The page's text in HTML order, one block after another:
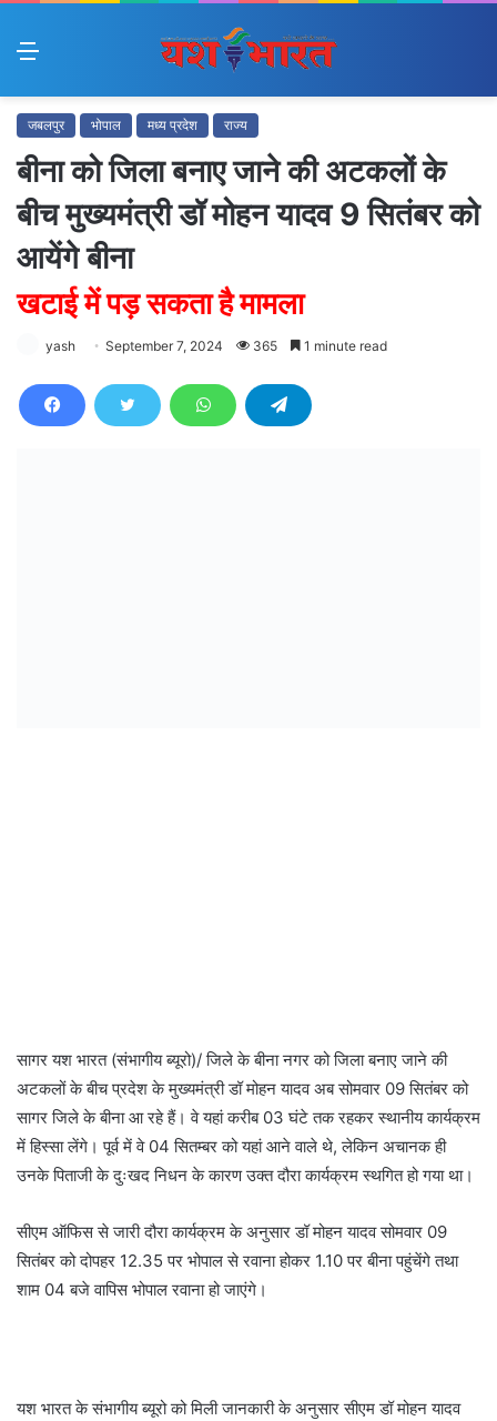
Menu
जबलपुर भोपाल मध्य प्रदेश राज्य
बीना को जिला बनाए जाने की अटकलों के
बीच मुख्यमंत्री डॉ मोहन यादव 9 सितंबर को
आयेंगे बीना
खटाई में पड़ सकता है मामला
yash September 7, 2024 365 1 minute read
सागर यश भारत (संभागीय ब्यूरो)/ जिले के बीना नगर को जिला बनाए जाने की
अटकलों के बीच प्रदेश के मुख्यमंत्री डॉ मोहन यादव अब सोमवार 09 सितंबर को
सागर जिले के बीना आ रहे हैं। वे यहां करीब 03 घंटे तक रहकर स्थानीय कार्यक्रम
में हिस्सा लेंगे। पूर्व में वे 04 सितम्बर को यहां आने वाले थे, लेकिन अचानक ही
उनके पिताजी के दुःखद निधन के कारण उक्त दौरा कार्यक्रम स्थगित हो गया था।
सीएम ऑफिस से जारी दौरा कार्यक्रम के अनुसार डॉ मोहन यादव सोमवार 09
सितंबर को दोपहर 12.35 पर भोपाल से रवाना होकर 1.10 पर बीना पहुंचेंगे तथा
शाम 04 बजे वापिस भोपाल रवाना हो जाएंगे।
यश भारत के संभागीय ब्यूरो को मिली जानकारी के अनुसार सीएम डॉ मोहन यादव